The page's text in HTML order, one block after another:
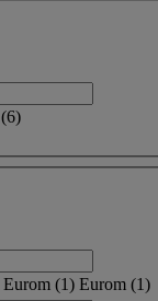
(6)
Eurom (1) Eurom (1)